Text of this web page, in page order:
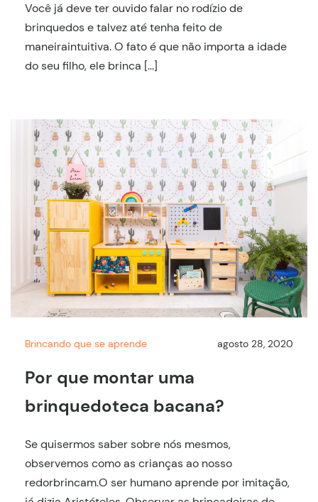
Você já deve ter ouvido falar no rodízio de
brinquedos e talvez até tenha feito de
maneiraintuitiva. O fato é que não importa a idade
do seu filho, ele brinca […]
Brincando que se aprende agosto 28, 2020
Por que montar uma
brinquedoteca bacana?
Se quisermos saber sobre nós mesmos,
observemos como as crianças ao nosso
redorbrincam.O ser humano aprende por imitação,